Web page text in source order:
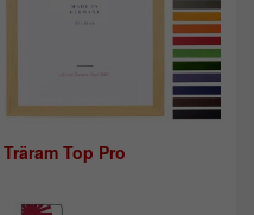
Träram Top Pro